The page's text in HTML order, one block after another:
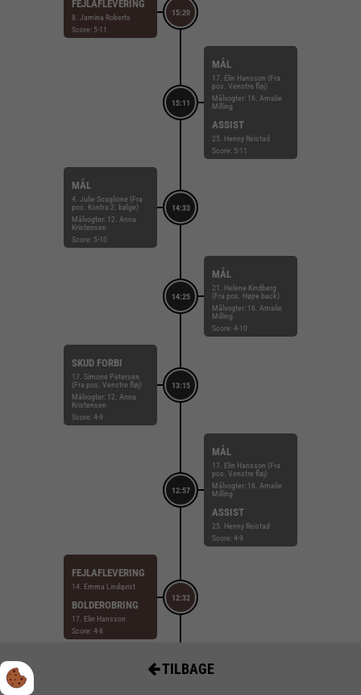
15:20
FEJLAFLEVERING
8. Jamina Roberts
Score: 5-11
15:11
MÅL
17. Elin Hansson (Fra
pos. Venstre fløj)
Målvogter: 16. Amalie
Milling
ASSIST
25. Henny Reistad
Score: 5-11
14:33
MÅL
4. Julie Scaglione (Fra
pos. Kontra 2. bølge)
Målvogter: 12. Anna
Kristensen
Score: 5-10
14:25
MÅL
21. Helene Kindberg
(Fra pos. Højre back)
Målvogter: 16. Amalie
Milling
Score: 4-10
13:15
SKUD FORBI
17. Simone Petersen
(Fra pos. Venstre fløj)
Målvogter: 12. Anna
Kristensen
Score: 4-9
12:57
MÅL
17. Elin Hansson (Fra
pos. Venstre fløj)
Målvogter: 16. Amalie
Milling
ASSIST
25. Henny Reistad
Score: 4-9
12:32
FEJLAFLEVERING
14. Emma Lindqvist
BOLDEROBRING
17. Elin Hansson
Score: 4-8
MÅL
TILBAGE